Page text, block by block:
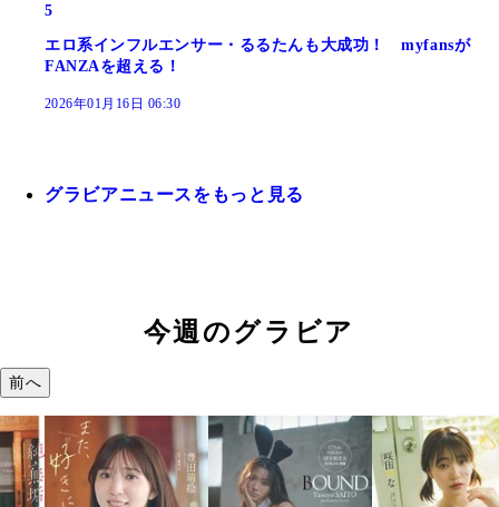
5
エロ系インフルエンサー・るるたんも大成功！ myfansが
FANZAを超える！
2026年01月16日 06:30
グラビアニュースをもっと見る
今週のグラビア
前へ